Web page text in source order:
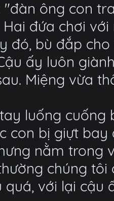
ông con
đứa chơi
đó, bù đắp
ấy luôn
Miệng vừa
luống cuống
con bị giựt
nằm trong
chúng
với lại